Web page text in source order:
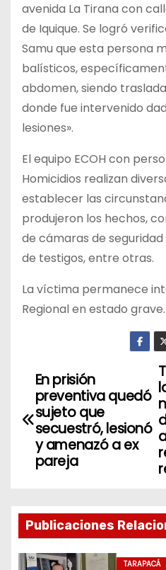
avenida La Tirana con
de Iquique. Se logró
Samu que esta persona
balísticos,
abdomen, siendo
donde fue intervenido
lesiones».
El equipo ECOH con
Homicidios realizan
establecer las
produjeron los hechos,
de cámaras de
de testigos, entre otras.
La víctima permanece
Regional en estado grave.
N
a
a
c
En prisión
preventiva quedó
sujeto que
secuestró, lesionó
y amenazó a ex
pareja
Publicaciones
TARAPACÁ